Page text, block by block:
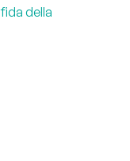
della